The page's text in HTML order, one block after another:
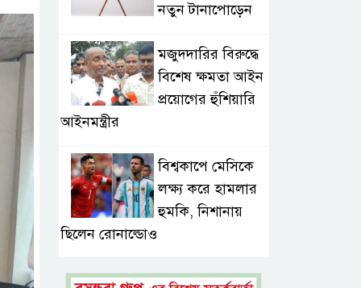
নতুন টানাপোড়েন
মজুদদারির বিরুদ্ধে
বিশেষ ক্ষমতা আইন
প্রয়োগের হুঁশিয়ারি
আইনমন্ত্রীর
বিশ্বকাপে মেসিকে
লক্ষ্য করে হামলার
হুমকি, নিশানায়
ছিলেন রোনাল্ডোও
প্রধানমন্ত্রীর প্রথম